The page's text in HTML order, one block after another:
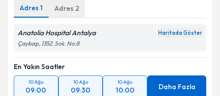
Adres 1 Adres 2
Anatolia Hospital Antalya Haritada Göster
Çaybaşı, 1352. Sok. No:8
En Yakın Saatler
10 Ağu
09:00
10 Ağu
09:30
10 Ağu
10:00 Daha Fazla